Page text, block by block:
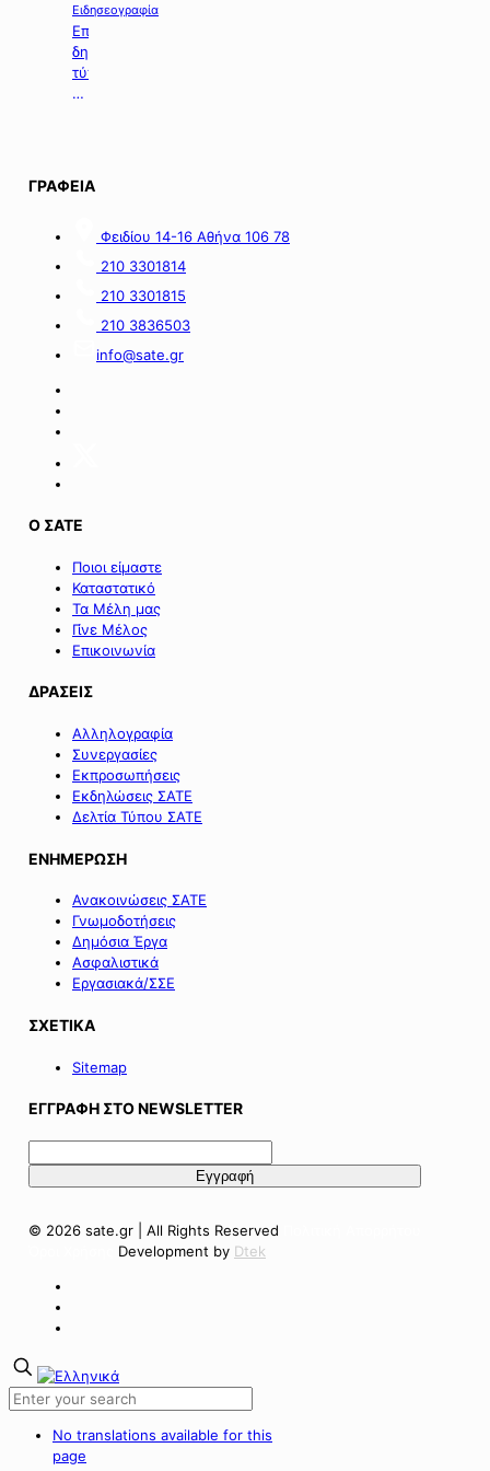
χορήγηση
ενίσχυσης
σε
επιχειρήσεις
της
Σαμοθράκης».
Ειδησεογραφία
Επιλογή
δημοσιευμάτων
τύπου
της
ΓΡΑΦΕΙΑ
Φειδίου 14-16 Αθήνα 106 78
210 3301814
210 3301815
210 3836503
info@sate.gr
Ο ΣΑΤΕ
Ποιοι είμαστε
Καταστατικό
Τα Μέλη μας
Γίνε Μέλος
Επικοινωνία
ΔΡΑΣΕΙΣ
Αλληλογραφία
Συνεργασίες
Εκπροσωπήσεις
Εκδηλώσεις ΣΑΤΕ
Δελτία Τύπου ΣΑΤΕ
ΕΝΗΜΕΡΩΣΗ
Ανακοινώσεις ΣΑΤΕ
Γνωμοδοτήσεις
Δημόσια Έργα
Ασφαλιστικά
Εργασιακά/ΣΣΕ
ΣΧΕΤΙΚΑ
Sitemap
ΕΓΓΡΑΦΗ ΣΤΟ NEWSLETTER
© 2026 sate.gr | All Rights Reserved
Development by Dtek
No translations available for this
page